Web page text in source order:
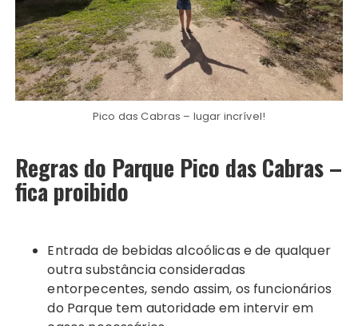
Pico das Cabras – lugar incrível!
Regras do Parque Pico das Cabras –
fica proibido
Entrada de bebidas alcoólicas e de qualquer
outra substância consideradas
entorpecentes, sendo assim, os funcionários
do Parque tem autoridade em intervir em